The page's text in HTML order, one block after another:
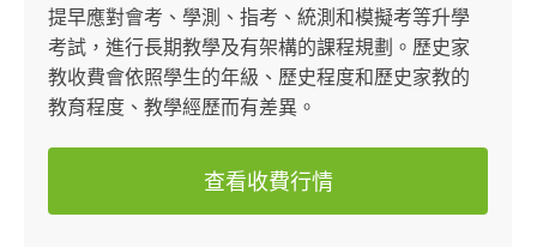
提早應對會考、學測、指考、統測和模擬考等升學
考試，進行長期教學及有架構的課程規劃。歷史家
教收費會依照學生的年級、歷史程度和歷史家教的
教育程度、教學經歷而有差異。
查看收費行情